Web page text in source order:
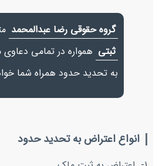
گروه حقوقی رضا عبدالمحمد
ثبتی همواره در تمامی
به تحدید حدود همراه شما
انواع اعتراض به تحدید حدود